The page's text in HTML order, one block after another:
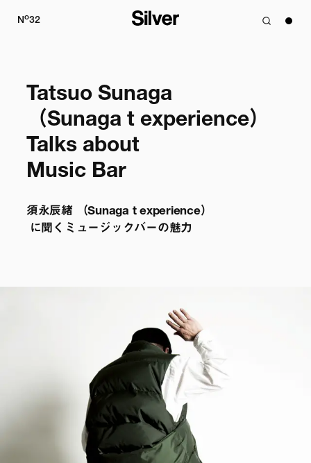
No32
Tatsuo Sunaga
（Sunaga t experience）
Talks about
Music Bar
須永辰緒 （Sunaga t experience）
に聞くミュージックバーの魅力